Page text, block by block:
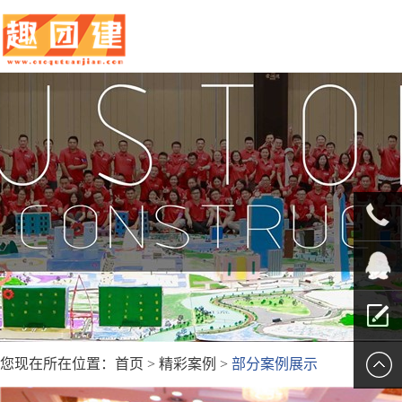
您现在所在位置： 首页 > 精彩案例 > 部分案例展示
010-
QQ客服
留言报